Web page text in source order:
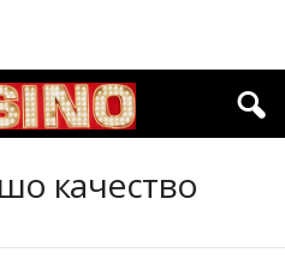
качество